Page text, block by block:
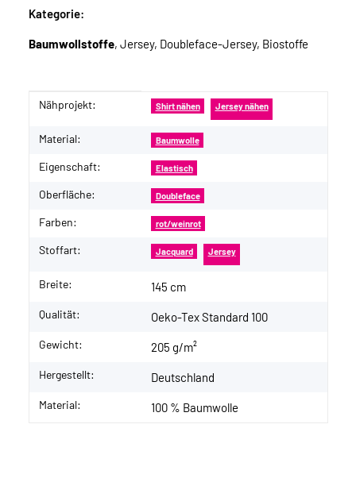
Kategorie:
Baumwollstoffe, Jersey, Doubleface-Jersey, Biostoffe
Produkteigenschaft
Wert
Nähprojekt: Shirt nähen Jersey nähen
Material: Baumwolle
Eigenschaft: Elastisch
Oberfläche: Doubleface
Farben: rot/weinrot
Stoffart: Jacquard Jersey
Breite: 145 cm
Qualität: Oeko-Tex Standard 100
Gewicht: 205 g/m²
Hergestellt: Deutschland
Material: 100 % Baumwolle